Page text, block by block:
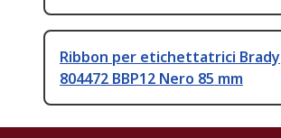
Ribbon per etichettatrici Brady
804472 BBP12 Nero 85 mm